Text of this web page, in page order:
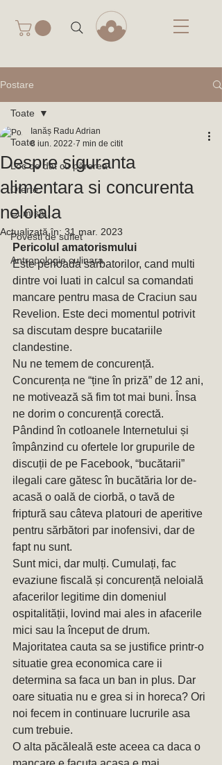
Postare
Toate
Loc de dat cu părerea
Oferte
Cum să...
Povesti de suflet
Antropologie culinara
Toate
Despre siguranta
alimentara si concurenta
neloiala
Ianăș Radu Adrian
8 iun. 2022 7 min de citit
Actualizată în: 31 mar. 2023
Pericolul amatorismului
Este perioada sarbatorilor, cand multi
dintre voi luati in calcul sa comandati
mancare pentru masa de Craciun sau
Revelion. Este deci momentul potrivit
sa discutam despre bucatariile
clandestine.
Nu ne temem de concurență.
Concurența ne “ține în priză” de 12 ani,
ne motivează să fim tot mai buni. Însa
ne dorim o concurență corectă.
Pândind în cotloanele Internetului și
împânzind cu ofertele lor grupurile de
discuții de pe Facebook, “bucătarii”
ilegali care gătesc în bucătăria lor de-
acasă o oală de ciorbă, o tavă de
friptură sau câteva platouri de aperitive
pentru sărbători par inofensivi, dar de
fapt nu sunt.
Sunt mici, dar mulți. Cumulați, fac
evaziune fiscală și concurență neloială
afacerilor legitime din domeniul
ospitalității, lovind mai ales in afacerile
mici sau la început de drum.
Majoritatea cauta sa se justifice printr-o
situatie grea economica care ii
determina sa faca un ban in plus. Dar
oare situatia nu e grea si in horeca? Ori
noi fecem in continuare lucrurile asa
cum trebuie.
O alta păcăleală este aceea ca daca o